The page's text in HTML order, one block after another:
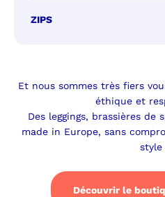
ZIPS
Et nous sommes très fiers
éthique et
Des leggings, brassières de
made in Europe, sans
style
Découvrir le